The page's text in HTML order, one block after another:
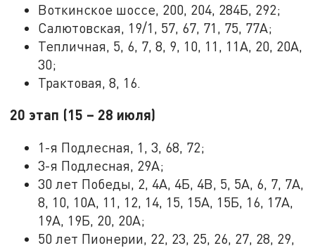
Воткинское шоссе, 200, 204, 284Б, 292;
Салютовская, 19/1, 57, 67, 71, 75, 77А;
Тепличная, 5, 6, 7, 8, 9, 10, 11, 11А, 20, 20А,
30;
Трактовая, 8, 16.
20 этап (15 – 28 июля)
1-я Подлесная, 1, 3, 68, 72;
3-я Подлесная, 29А;
30 лет Победы, 2, 4А, 4Б, 4В, 5, 5А, 6, 7, 7А,
8, 10, 10А, 11, 12, 14, 15, 15А, 15Б, 16, 17А,
19А, 19Б, 20, 20А;
50 лет Пионерии, 22, 23, 25, 26, 27, 28, 29,